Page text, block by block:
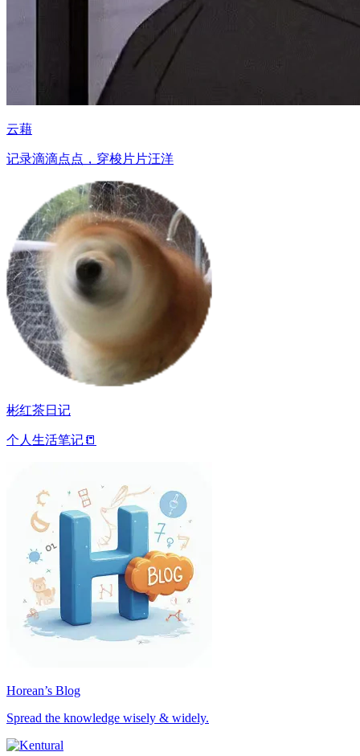
云藉
记录滴滴点点，穿梭片片汪洋
彬红茶日记
个人生活笔记📒
Horean’s Blog
Spread the knowledge wisely & widely.